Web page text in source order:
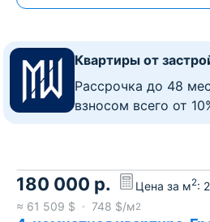
180 000 р. Цена за м2:
≈ 61 509 $ 748 $/м2
Квартиры от
Рассрочка до 48
взносом всего от